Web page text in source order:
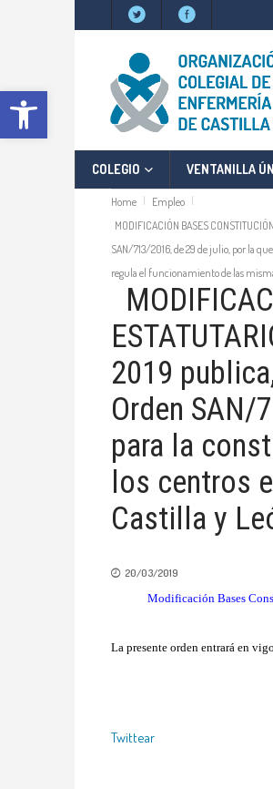
Abrir barra de herramientas
COLEGIO VENTANILLA
Home
Empleo
MODIFICACIÓN BASES
SAN/713/2016, de 29 de julio, por la
regula el funcionamiento de las
Empleo
2019
Orden SAN/
para la
los centros
Castilla y
20/03/2019
Modificación Bases
La presente orden entrará en
Twittear